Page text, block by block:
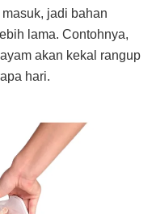
jadi bahan
lama. Contohnya,
akan kekal rangup
hari.